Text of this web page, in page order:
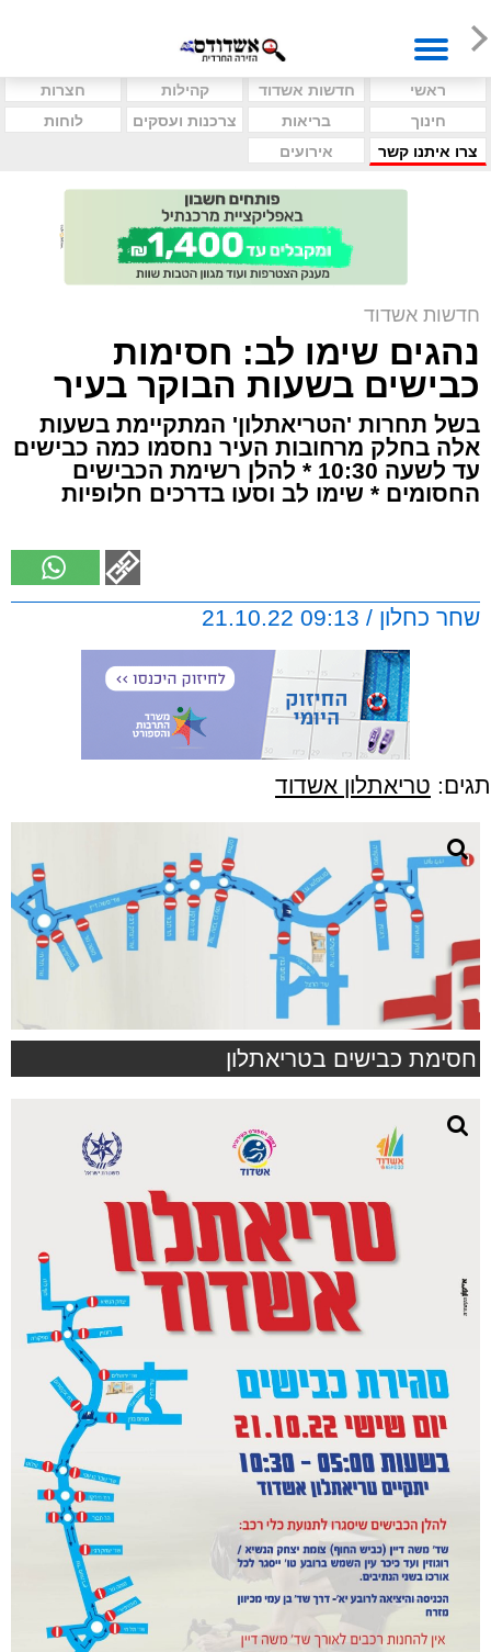
ראשי חדשות אשדוד קהילות
חצרות
חינוך
בריאות צרכנות ועסקים
לוחות
צרו איתנו קשר
אירועים
חדשות אשדוד
נהגים שימו לב: חסימות
כבישים בשעות הבוקר בעיר
בשל תחרות 'הטריאתלון' המתקיימת בשעות
אלה בחלק מרחובות העיר נחסמו כמה כבישים
עד לשעה 10:30 * להלן רשימת הכבישים
החסומים * שימו לב וסעו בדרכים חלופיות
שחר כחלון / 09:13 21.10.22
תגים: טריאתלון אשדוד
חסימת כבישים בטריאתלון